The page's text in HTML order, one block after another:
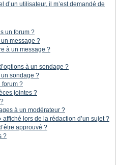
utilisateur, il m’est demandé de
un forum ?
message ?
à un message ?
à un sondage ?
sondage ?
forum ?
jointes ?
à un modérateur ?
lors de la rédaction d’un sujet ?
approuvé ?
?